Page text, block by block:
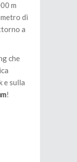
m
di
a
che
e sulla
!